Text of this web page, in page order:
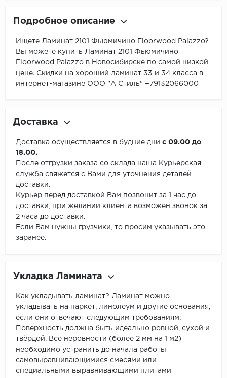
Подробное описание
Ищете Ламинат 2101 Фьюмичино Floorwood Palazzo?
Вы можете купить Ламинат 2101 Фьюмичино
Floorwood Palazzo в Новосибирске по самой низкой
цене. Скидки на хороший ламинат 33 и 34 класса в
интернет-магазине ООО "А Стиль" +79132066000
Доставка
Доставка осуществляется в будние дни с 09.00 до
18.00.
После отгрузки заказа со склада наша Курьерская
служба свяжется с Вами для уточнения деталей
доставки.
Курьер перед доставкой Вам позвонит за 1 час до
доставки, при желании клиента возможен звонок за
2 часа до доставки.
Если Вам нужны грузчики, то просим указывать это
заранее.
Укладка Ламината
Как укладывать ламинат? Ламинат можно
укладывать на паркет, линолеум и другие основания,
если они отвечают следующим требованиям:
Поверхность должна быть идеально ровной, сухой и
твёрдой. Все неровности (более 2 мм на 1 м2)
необходимо устранить до начала работы
самовыравнивающимися смесями или
специальными выравнивающими плитами